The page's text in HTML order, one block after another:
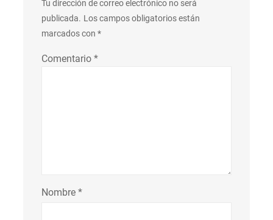
Tu dirección de correo electrónico no será
publicada. Los campos obligatorios están
marcados con *
Comentario *
Nombre *